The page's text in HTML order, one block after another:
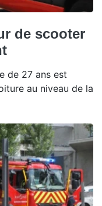
de scooter
de 27 ans est
au niveau de la